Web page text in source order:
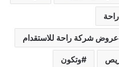
عروض شركة راحة للاستقدام
وتكون